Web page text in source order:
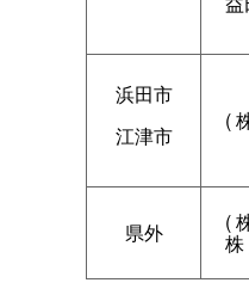
浜田市
江津市
(
県外 (
株